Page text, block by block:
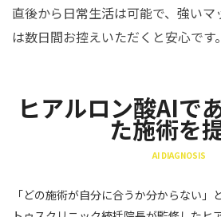
直後から日常生活は可能で、強い
は数日間お控えいただくと安心です。
ヒアルロン酸AIで
た施術を
AI DIAGNOSIS
「どの施術が自分に合うか分からない」